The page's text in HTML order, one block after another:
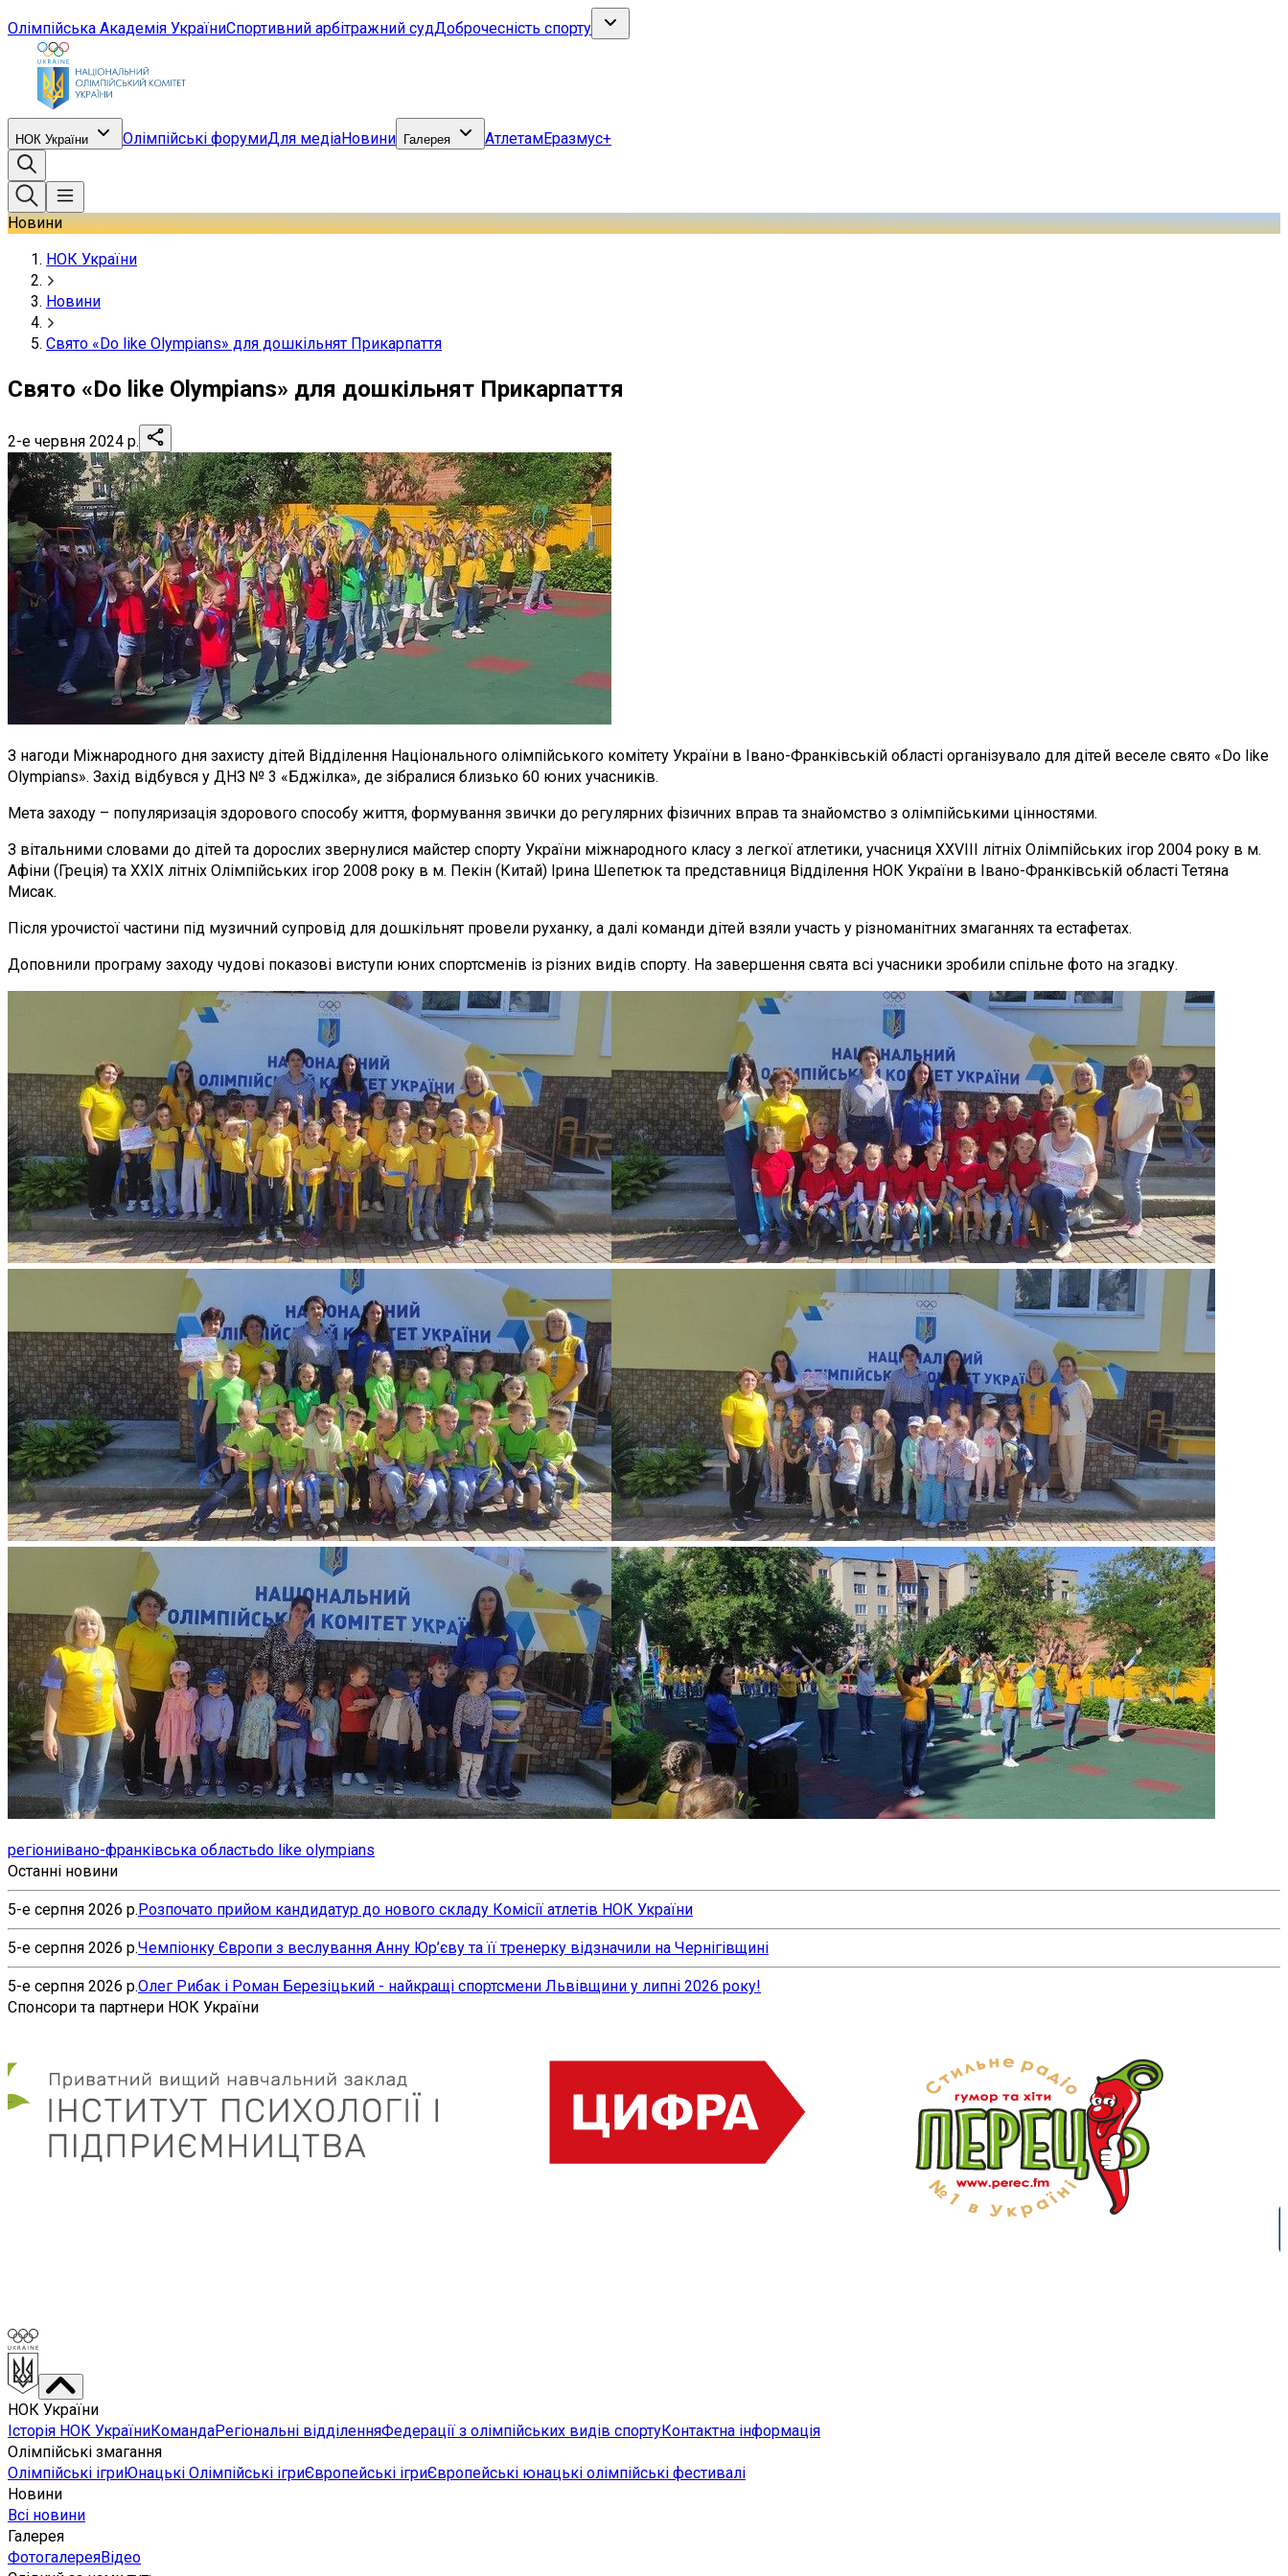
Олімпійська Академія УкраїниСпортивний арбітражний судДоброчесність спорту
НОК України Олімпійські форумиДля медіаНовини Галерея АтлетамЕразмус+
Новини
НОК України
Новини
Свято «Dо like Olympians» для дошкільнят Прикарпаття
Свято «Dо like Olympians» для дошкільнят Прикарпаття
2-е червня 2024 р.
З нагоди Міжнародного дня захисту дітей Відділення Національного олімпійського комітету України в Івано-Франківській області організувало для дітей веселе свято «Dо like
Оlympians». Захід відбувся у ДНЗ № 3 «Бджілка», де зібралися близько 60 юних учасників.
Мета заходу – популяризація здорового способу життя, формування звички до регулярних фізичних вправ та знайомство з олімпійськими цінностями.
З вітальними словами до дітей та дорослих звернулися майстер спорту України міжнародного класу з легкої атлетики, учасниця ХХVІІІ літніх Олімпійських ігор 2004 року в м.
Афіни (Греція) та ХХІХ літніх Олімпійських ігор 2008 року в м. Пекін (Китай) Ірина Шепетюк та представниця Відділення НОК України в Івано-Франківській області Тетяна
Мисак.
Після урочистої частини під музичний супровід для дошкільнят провели руханку, а далі команди дітей взяли участь у різноманітних змаганнях та естафетах.
Доповнили програму заходу чудові показові виступи юних спортсменів із різних видів спорту. На завершення свята всі учасники зробили спільне фото на згадку.
регіониівано-франківська областьdo like olympians
Останні новини
5-е серпня 2026 р.Розпочато прийом кандидатур до нового складу Комісії атлетів НОК України
5-е серпня 2026 р.Чемпіонку Європи з веслування Анну Юр’єву та її тренерку відзначили на Чернігівщині
5-е серпня 2026 р.Олег Рибак і Роман Березіцький - найкращі спортсмени Львівщини у липні 2026 року!
Спонсори та партнери НОК України
НОК України
Історія НОК УкраїниКомандаРегіональні відділенняФедерації з олімпійських видів спортуКонтактна інформація
Олімпійські змагання
Олімпійські ігриЮнацькі Олімпійські ігриЄвропейські ігриЄвропейські юнацькі олімпійські фестивалі
Новини
Всі новини
Галерея
ФотогалереяВідео